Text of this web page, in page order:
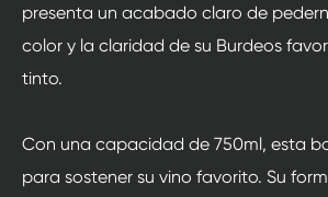
presenta un acabado claro de
color y la claridad de su Burdeos
tinto.
Con una capacidad de 750ml, esta
para sostener su vino favorito. Su